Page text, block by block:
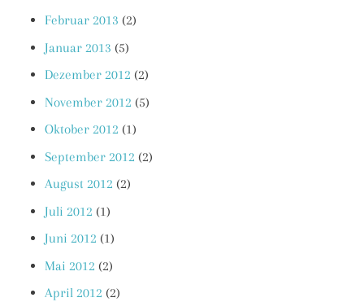
Februar 2013 (2)
Januar 2013 (5)
Dezember 2012 (2)
November 2012 (5)
Oktober 2012 (1)
September 2012 (2)
August 2012 (2)
Juli 2012 (1)
Juni 2012 (1)
Mai 2012 (2)
April 2012 (2)